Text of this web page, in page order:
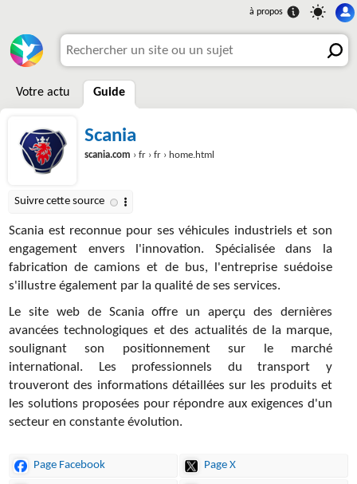
Votre actu Guide
Scania
scania.com › fr › fr › home.html
Scania est reconnue pour ses véhicules industriels et son
engagement envers l'innovation. Spécialisée dans la
fabrication de camions et de bus, l'entreprise suédoise
s'illustre également par la qualité de ses services.
Le site web de Scania offre un aperçu des dernières
avancées technologiques et des actualités de la marque,
soulignant son positionnement sur le marché
international. Les professionnels du transport y
trouveront des informations détaillées sur les produits et
les solutions proposées pour répondre aux exigences d'un
secteur en constante évolution.
Page Facebook Page X